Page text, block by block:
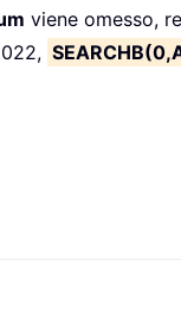
viene omesso,